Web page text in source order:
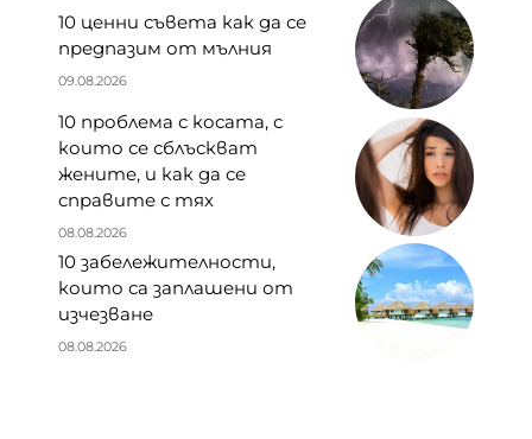
10 ценни съвета как да се
предпазим от мълния
09.08.2026
10 проблема с косата, с
които се сблъскват
жените, и как да се
справите с тях
08.08.2026
10 забележителности,
които са заплашени от
изчезване
08.08.2026